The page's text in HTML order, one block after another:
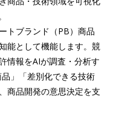
トブランド（PB）商品
能として機能します。競
情報をAIが調査・分析す
」「差別化できる技術
商品開発の意思決定を支